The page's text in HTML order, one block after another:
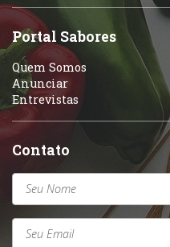
Portal Sabores
Quem Somos
Anunciar
Entrevistas
Contato